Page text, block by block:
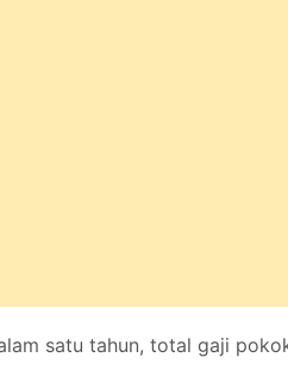
satu tahun, total gaji